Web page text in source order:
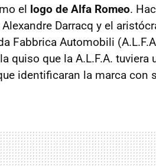
el logo de Alfa Romeo.
Darracq y el
Fabbrica Automobili
quiso que la A.L.F.A.
identificaran la marca con